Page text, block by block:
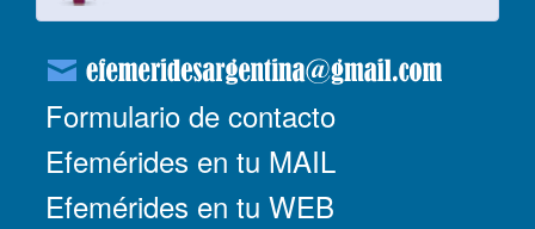
Formulario de contacto
Efemérides en tu MAIL
Efemérides en tu WEB